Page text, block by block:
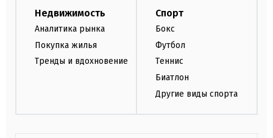
Недвижимость
Аналитика рынка
Покупка жилья
Тренды и вдохновение
Спорт
Бокс
Футбол
Теннис
Биатлон
Другие виды спорта